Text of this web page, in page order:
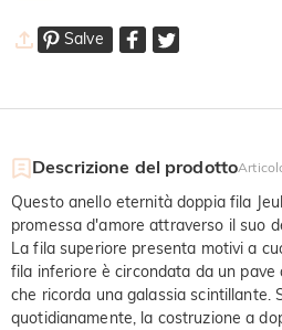
Salve
Descrizione del prodotto
Questo anello eternità doppia fila
promessa d'amore attraverso il suo
La fila superiore presenta motivi a
fila inferiore è circondata da un
che ricorda una galassia scintillante.
quotidianamente, la costruzione a